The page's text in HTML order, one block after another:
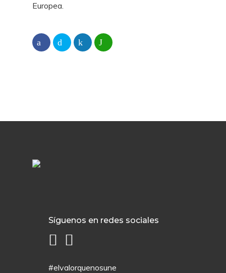
Europea.
Síguenos en redes sociales
#elvalorquenosune